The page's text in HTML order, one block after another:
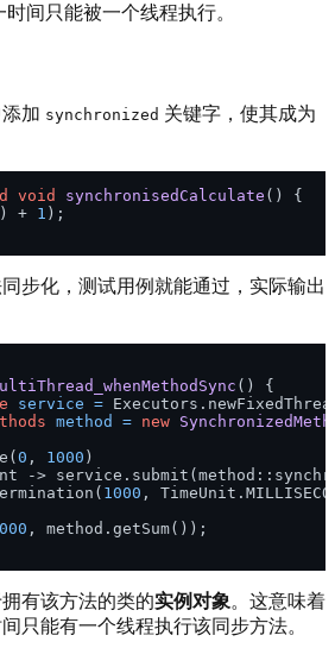
间只能被一个线程执行。
加 synchronized 关键字，使其成为
void synchronisedCalculate ()
{
+
1 );
步化，测试用例就能通过，实际输出
()
{
service =
method = new
0 , 1000 )
->
1000 ,
, method.getSum());
有该方法的类的实例对象。这意味着
只能有一个线程执行该同步方法。